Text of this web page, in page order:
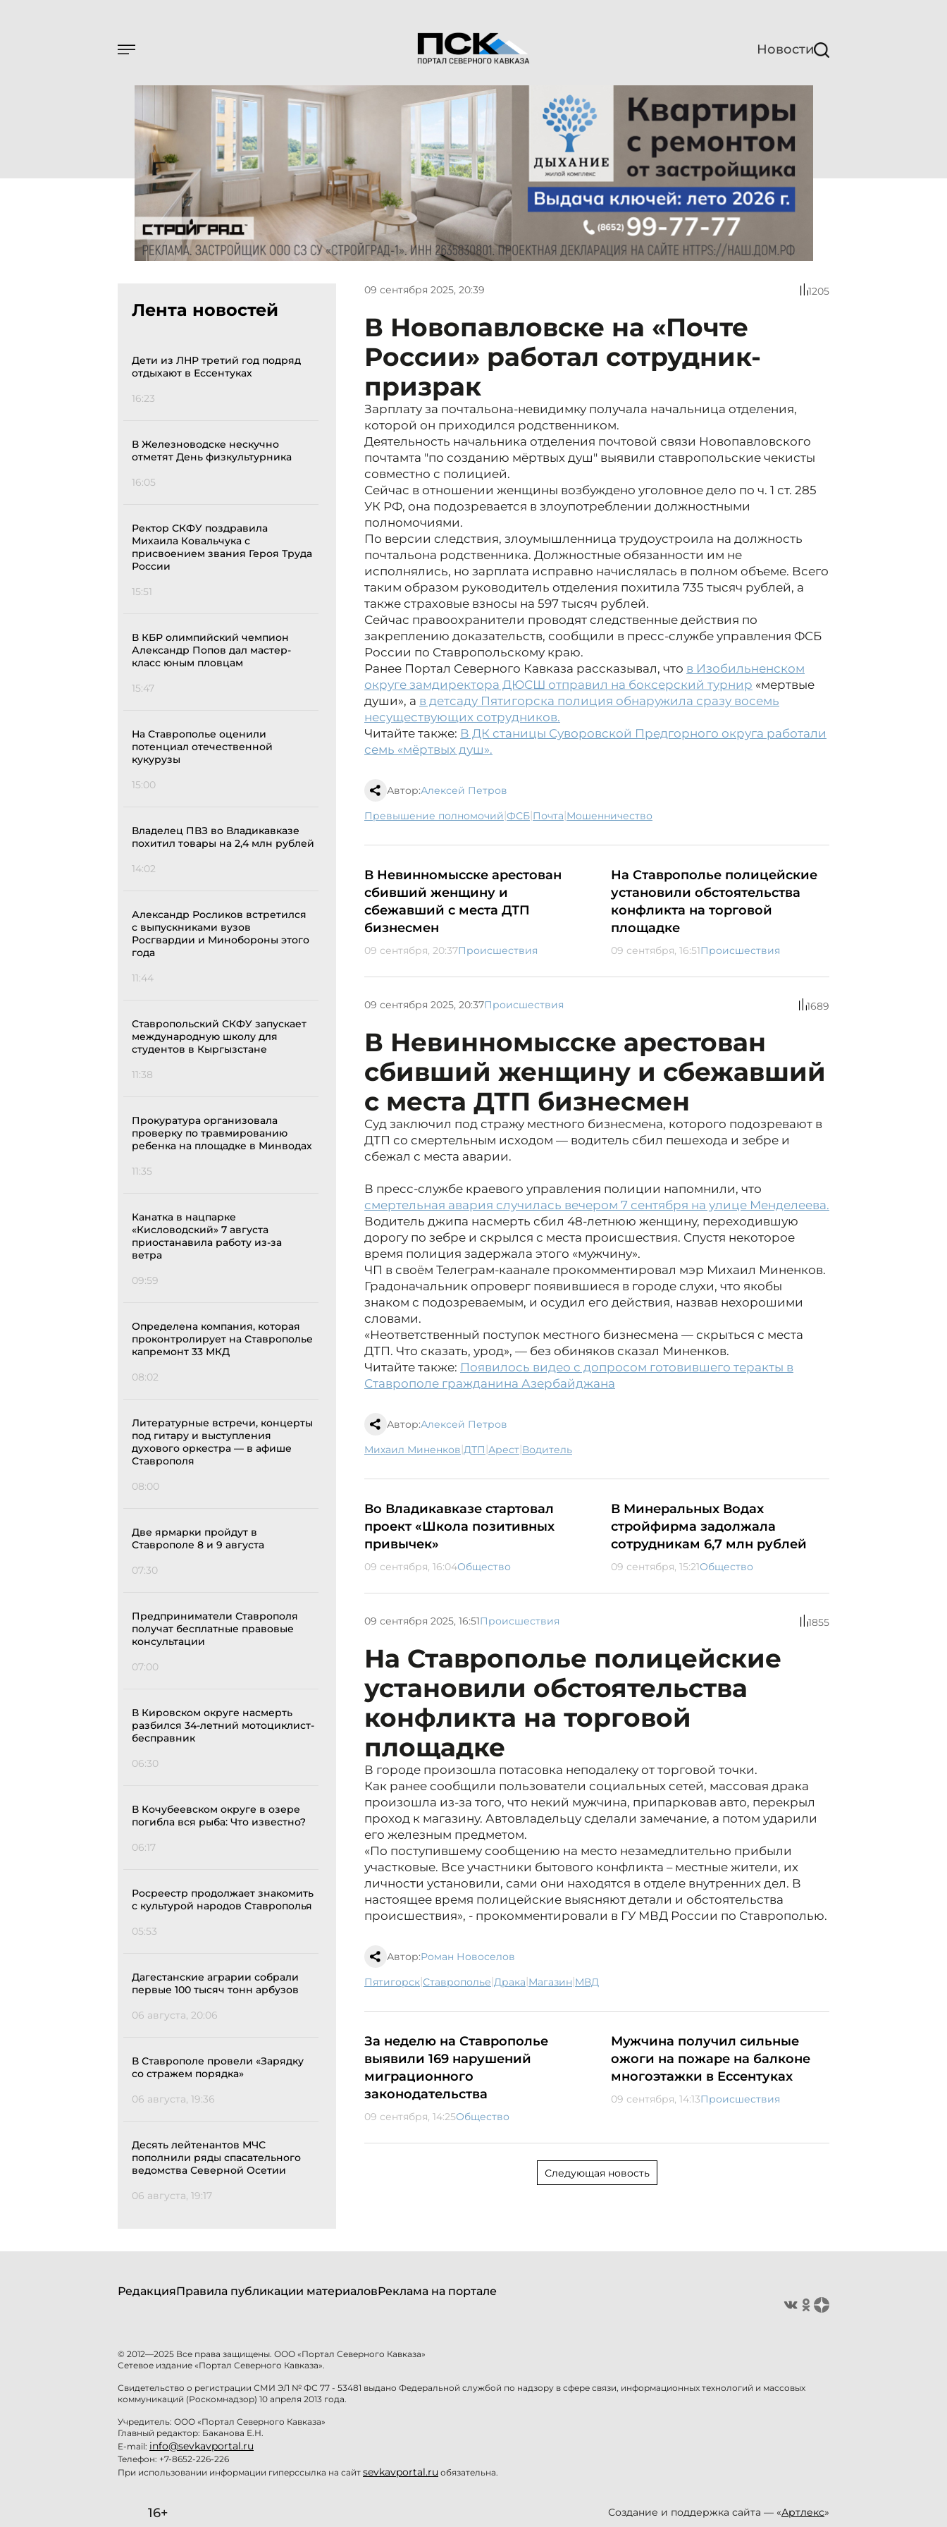
Новости
Лента новостей
Дети из ЛНР третий год подряд
отдыхают в Ессентуках
16:23
В Железноводске нескучно
отметят День физкультурника
16:05
Ректор СКФУ поздравила
Михаила Ковальчука с
присвоением звания Героя Труда
России
15:51
В КБР олимпийский чемпион
Александр Попов дал мастер-
класс юным пловцам
15:47
На Ставрополье оценили
потенциал отечественной
кукурузы
15:00
Владелец ПВЗ во Владикавказе
похитил товары на 2,4 млн рублей
14:02
Александр Росликов встретился
с выпускниками вузов
Росгвардии и Минобороны этого
года
11:44
Ставропольский СКФУ запускает
международную школу для
студентов в Кыргызстане
11:38
Прокуратура организовала
проверку по травмированию
ребенка на площадке в Минводах
11:35
Канатка в нацпарке
«Кисловодский» 7 августа
приостанавила работу из-за
ветра
09:59
Определена компания, которая
проконтролирует на Ставрополье
капремонт 33 МКД
08:02
Литературные встречи, концерты
под гитару и выступления
духового оркестра — в афише
Ставрополя
08:00
Две ярмарки пройдут в
Ставрополе 8 и 9 августа
07:30
Предприниматели Ставрополя
получат бесплатные правовые
консультации
07:00
В Кировском округе насмерть
разбился 34-летний мотоциклист-
бесправник
06:30
В Кочубеевском округе в озере
погибла вся рыба: Что известно?
06:17
Росреестр продолжает знакомить
с культурой народов Ставрополья
05:53
Дагестанские аграрии собрали
первые 100 тысяч тонн арбузов
06 августа, 20:06
В Ставрополе провели «Зарядку
со стражем порядка»
06 августа, 19:36
Десять лейтенантов МЧС
пополнили ряды спасательного
ведомства Северной Осетии
06 августа, 19:17
09 сентября 2025, 20:39 1205
В Новопавловске на «Почте
России» работал сотрудник-
призрак
Зарплату за почтальона-невидимку получала начальница отделения,
которой он приходился родственником.
Деятельность начальника отделения почтовой связи Новопавловского
почтамта "по созданию мёртвых душ" выявили ставропольские чекисты
совместно с полицией.
Сейчас в отношении женщины возбуждено уголовное дело по ч. 1 ст. 285
УК РФ, она подозревается в злоупотреблении должностными
полномочиями.
По версии следствия, злоумышленница трудоустроила на должность
почтальона родственника. Должностные обязанности им не
исполнялись, но зарплата исправно начислялась в полном объеме. Всего
таким образом руководитель отделения похитила 735 тысяч рублей, а
также страховые взносы на 597 тысяч рублей.
Сейчас правоохранители проводят следственные действия по
закреплению доказательств, сообщили в пресс-службе управления ФСБ
России по Ставропольскому краю.
Ранее Портал Северного Кавказа рассказывал, что в Изобильненском
округе замдиректора ДЮСШ отправил на боксерский турнир «мертвые
души», а в детсаду Пятигорска полиция обнаружила сразу восемь
несуществующих сотрудников.
Читайте также: В ДК станицы Суворовской Предгорного округа работали
семь «мёртвых душ».
Автор:Алексей Петров
превышение полномочий| ФСБ| почта| мошенничество
В Невинномысске арестован
сбивший женщину и
сбежавший с места ДТП
бизнесмен
09 сентября, 20:37Происшествия
На Ставрополье полицейские
установили обстоятельства
конфликта на торговой
площадке
09 сентября, 16:51Происшествия
09 сентября 2025, 20:37Происшествия 1689
В Невинномысске арестован
сбивший женщину и сбежавший
с места ДТП бизнесмен
Суд заключил под стражу местного бизнесмена, которого подозревают в
ДТП со смертельным исходом — водитель сбил пешехода и зебре и
сбежал с места аварии.
В пресс-службе краевого управления полиции напомнили, что
смертельная авария случилась вечером 7 сентября на улице Менделеева.
Водитель джипа насмерть сбил 48-летнюю женщину, переходившую
дорогу по зебре и скрылся с места происшествия. Спустя некоторое
время полиция задержала этого «мужчину».
ЧП в своём Телеграм-каанале прокомментировал мэр Михаил Миненков.
Градоначальник опроверг появившиеся в городе слухи, что якобы
знаком с подозреваемым, и осудил его действия, назвав нехорошими
словами.
«Неответственный поступок местного бизнесмена — скрыться с места
ДТП. Что сказать, урод», — без обиняков сказал Миненков.
Читайте также: Появилось видео с допросом готовившего теракты в
Ставрополе гражданина Азербайджана
Автор:Алексей Петров
Михаил Миненков| ДТП | арест| водитель
Во Владикавказе стартовал
проект «Школа позитивных
привычек»
09 сентября, 16:04Общество
В Минеральных Водах
стройфирма задолжала
сотрудникам 6,7 млн рублей
09 сентября, 15:21Общество
09 сентября 2025, 16:51Происшествия 1855
На Ставрополье полицейские
установили обстоятельства
конфликта на торговой
площадке
В городе произошла потасовка неподалеку от торговой точки.
Как ранее сообщили пользователи социальных сетей, массовая драка
произошла из-за того, что некий мужчина, припарковав авто, перекрыл
проход к магазину. Автовладельцу сделали замечание, а потом ударили
его железным предметом.
«По поступившему сообщению на место незамедлительно прибыли
участковые. Все участники бытового конфликта – местные жители, их
личности установили, сами они находятся в отделе внутренних дел. В
настоящее время полицейские выясняют детали и обстоятельства
происшествия», - прокомментировали в ГУ МВД России по Ставрополью.
Автор:Роман Новоселов
Пятигорск| Ставрополье| драка| магазин| МВД
За неделю на Ставрополье
выявили 169 нарушений
миграционного
законодательства
09 сентября, 14:25Общество
Мужчина получил сильные
ожоги на пожаре на балконе
многоэтажки в Ессентуках
09 сентября, 14:13Происшествия
Следующая новость
РедакцияПравила публикации материаловРеклама на портале
© 2012—2025 Все права защищены. ООО «Портал Северного Кавказа»
Сетевое издание «Портал Северного Кавказа».
Свидетельство о регистрации СМИ ЭЛ № ФС 77 - 53481 выдано Федеральной службой по надзору в сфере связи, информационных технологий и массовых
коммуникаций (Роскомнадзор) 10 апреля 2013 года.
Учредитель: ООО «Портал Северного Кавказа»
Главный редактор: Баканова Е.Н.
E-mail: info@sevkavportal.ru
Телефон: +7-8652-226-226
При использовании информации гиперссылка на сайт sevkavportal.ru обязательна.
16+ Создание и поддержка сайта — «Артлекс»